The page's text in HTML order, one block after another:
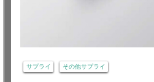
サプライ その他サプライ